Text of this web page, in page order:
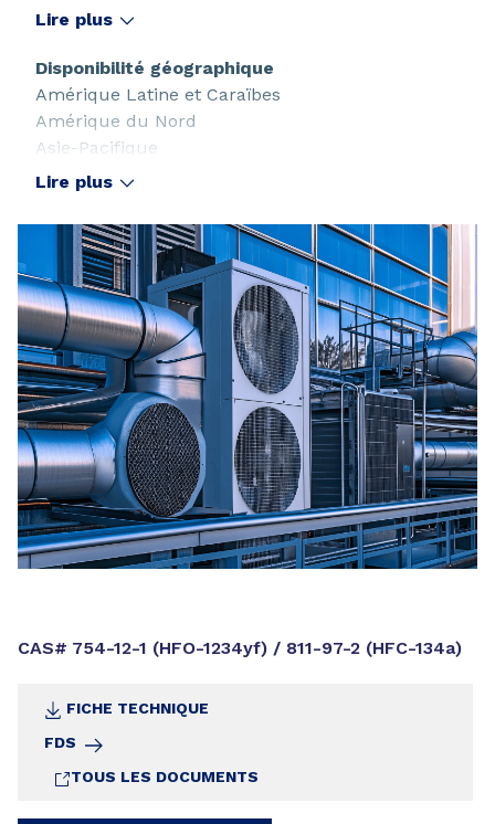
CAS# 754-12-1 (HFO-1234yf) / 811-97-2 (HFC-134a)
FICHE TECHNIQUE
FDS
TOUS LES DOCUMENTS
réchauffement global (PRG), dont les propriétés
être utilisé dans les applications industrielles et
commerciales de climatisation de confort et de
réfrigération.
Lire plus
Disponibilité géographique
Amérique Latine et Caraïbes
Amérique du Nord
Asie-Pacifique
Australie
Lire plus